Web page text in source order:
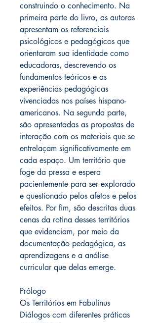
construindo o conhecimento. Na
primeira parte do livro, as autoras
apresentam os referenciais
psicológicos e pedagógicos que
orientaram sua identidade como
educadoras, descrevendo os
fundamentos teóricos e as
experiências pedagógicas
vivenciadas nos países hispano-
americanos. Na segunda parte,
são apresentadas as propostas de
interação com os materiais que se
entrelaçam significativamente em
cada espaço. Um território que
foge da pressa e espera
pacientemente para ser explorado
e questionado pelos afetos e pelos
efeitos. Por fim, são descritas duas
cenas da rotina desses territórios
que evidenciam, por meio da
documentação pedagógica, as
aprendizagens e a análise
curricular que delas emerge.
Prólogo
Os Territórios em Fabulinus
Diálogos com diferentes práticas